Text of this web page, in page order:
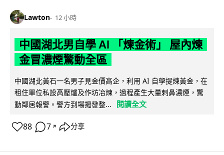
Lawton 12 小時
中國湖北男自學 AI 「煉金術」 屋內煉
金冒濃煙驚動全區
中國湖北黃石一名男子見金價高企，利用 AI 自學提煉黃金，在
租住單位私設高壓爐及作坊冶煉，過程產生大量刺鼻濃煙，驚
動鄰居報警。警方到場揭發整...
閱讀全文
88 7 ↗ 分享